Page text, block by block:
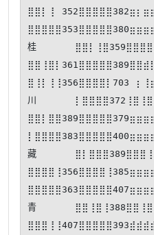
桂
川
藏
青